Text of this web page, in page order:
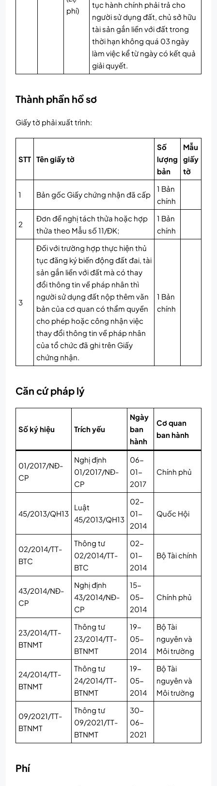
phí)
tục hành chính phải trả cho
người sử dụng đất, chủ sở hữu
tài sản gắn liền với đất trong
thời hạn không quá 03 ngày
làm việc kể từ ngày có kết quả
giải quyết.
Thành phần hồ sơ
Giấy tờ phải xuất trình:
STT Tên giấy tờ
Số
lượng
bản
Mẫu
giấy
tờ
1 Bản gốc Giấy chứng nhận đã cấp
1 Bản
chính
2
Đơn đề nghị tách thửa hoặc hợp
thửa theo Mẫu số 11/ĐK;
1 Bản
chính
3
Đối với trường hợp thực hiện thủ
tục đăng ký biến động đất đai, tài
sản gắn liền với đất mà có thay
đổi thông tin về pháp nhân thì
người sử dụng đất nộp thêm văn
bản của cơ quan có thẩm quyền
cho phép hoặc công nhận việc
thay đổi thông tin về pháp nhân
của tổ chức đã ghi trên Giấy
chứng nhận.
1 Bản
chính
Căn cứ pháp lý
Số ký hiệu Trích yếu
Ngày
ban
hành
Cơ quan
ban hành
01/2017/NĐ-
CP
Nghị định
01/2017/NĐ-
CP
06-
01-
2017
Chính phủ
45/2013/QH13
Luật
45/2013/QH13
02-
01-
2014
Quốc Hội
02/2014/TT-
BTC
Thông tư
02/2014/TT-
BTC
02-
01-
2014
Bộ Tài chính
43/2014/NĐ-
CP
Nghị định
43/2014/NĐ-
CP
15-
05-
2014
Chính phủ
23/2014/TT-
BTNMT
Thông tư
23/2014/TT-
BTNMT
19-
05-
2014
Bộ Tài
nguyên và
Môi trường
24/2014/TT-
BTNMT
Thông tư
24/2014/TT-
BTNMT
19-
05-
2014
Bộ Tài
nguyên và
Môi trường
09/2021/TT-
BTNMT
Thông tư
09/2021/TT-
BTNMT
30-
06-
2021
Phí